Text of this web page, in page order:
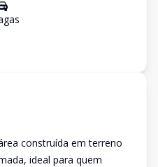
s
construída em terreno
ideal para quem